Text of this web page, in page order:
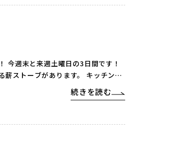
今週末と来週土曜日の3日間です！
薪ストーブがあります。 キッチンは
続きを読む